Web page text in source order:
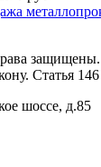
Статья
шоссе, д.85